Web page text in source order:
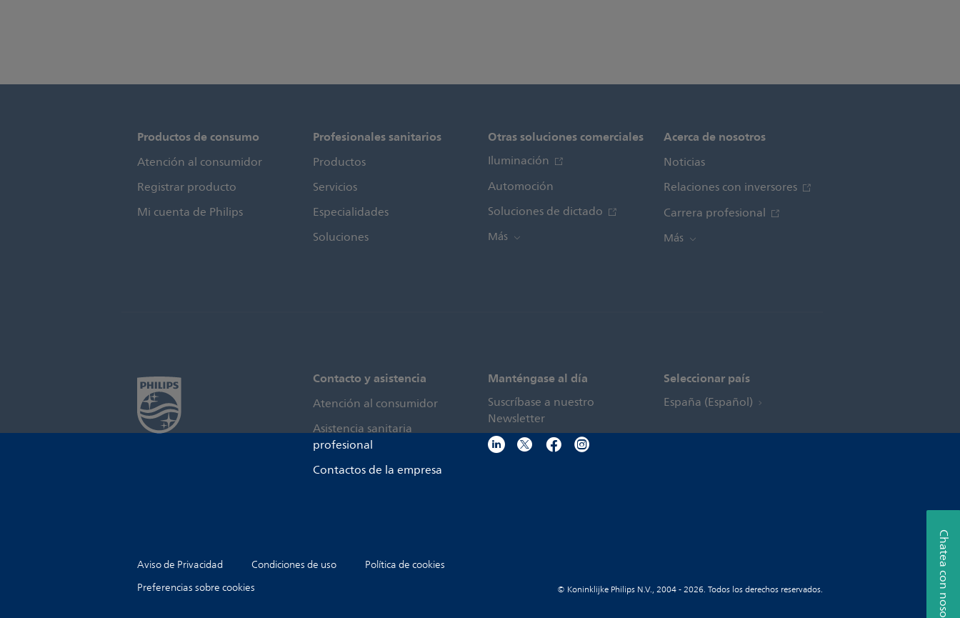
Chatea con nosotros
Productos de consumo
Atención al consumidor
Registrar producto
Mi cuenta de Philips
Profesionales sanitarios
Productos
Servicios
Especialidades
Soluciones
Otras soluciones comerciales
Iluminación
Automoción
Soluciones de dictado
Más
Acerca de nosotros
Noticias
Relaciones con inversores
Carrera profesional
Más
Contacto y asistencia
Atención al consumidor
Asistencia sanitaria
profesional
Contactos de la empresa
Manténgase al día
Suscríbase a nuestro
Newsletter
Seleccionar país
España (Español)
Aviso de Privacidad Condiciones de uso
Política de cookies
Preferencias sobre cookies
© Koninklijke Philips N.V., 2004 - 2026. Todos los derechos reservados.